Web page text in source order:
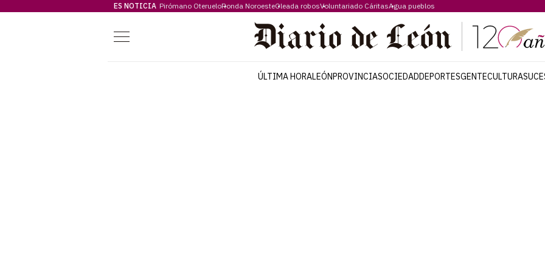
ES NOTICIA Pirómano OterueloRonda NoroesteOleada robosVoluntariado CáritasAgua pueblos
Menú
ÚLTIMA HORALEÓNPROVINCIASOCIEDADDEPORTESGENTECULTURA